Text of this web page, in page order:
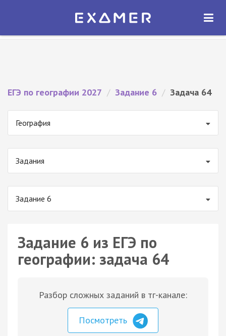
Экзамер — ЕГЭ 2027
ОТКРЫТЬ
ЕГЭ по географии 2027 / Задание 6 / Задача 64
География
Задания
Задание 6
Задание 6 из ЕГЭ по
географии: задача 64
Разбор сложных заданий в тг-канале:
Посмотреть